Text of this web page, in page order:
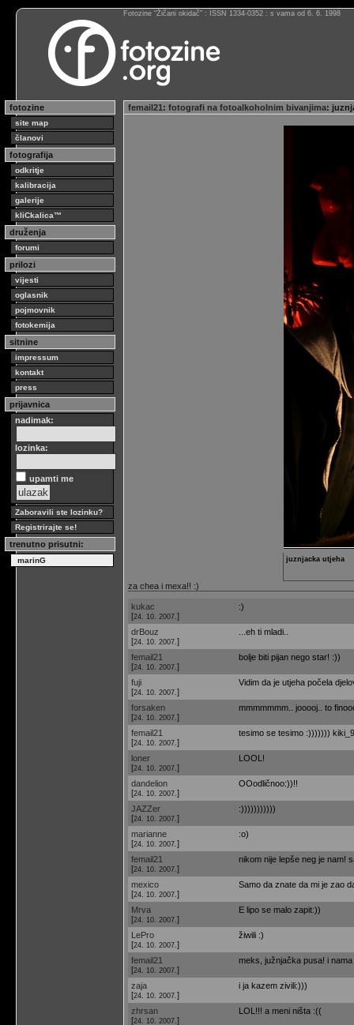
Fotozine “Žičani okidač” : ISSN 1334-0352 : s vama od 6. 6. 1998
fotozine
site map
članovi
fotografija
odkritje
kalibracija
galerije
kliCkalica™
druženja
forumi
prilozi
vijesti
oglasnik
pojmovnik
fotokemija
sitnine
impressum
kontakt
press
prijavnica
nadimak:
lozinka:
upamti me
Zaboravili ste lozinku?
Registrirajte se!
trenutno prisutni:
marinG
femail21 : fotografi na fotoalkoholnim bivanjima:
juznjacka utjeha
za chea i mexa!! :)
kukac
[24. 10. 2007. ]
:)
drBouz
[24. 10. 2007. ]
...eh ti mladi..
femail21
[24. 10. 2007. ]
bolje biti pijan nego star! :))
fuji
[24. 10. 2007. ]
Vidim da je utjeha počela
forsaken
[24. 10. 2007. ]
mmmmmmm.. jooooj.. to
femail21
[24. 10. 2007. ]
tesimo se tesimo :))))))) kiki_9
loner
[24. 10. 2007. ]
LOOL!
dandelion
[24. 10. 2007. ]
OOodličnoo:))!!
JAZZer
[24. 10. 2007. ]
:)))))))))))
marianne
[24. 10. 2007. ]
:o)
femail21
[24. 10. 2007. ]
nikom nije lepše neg je nam!
mexico
[24. 10. 2007. ]
Samo da znate da mi je zao
Mrva
[24. 10. 2007. ]
E lipo se malo zapit:))
LePro
[24. 10. 2007. ]
žiwili :)
femail21
[24. 10. 2007. ]
meks, južnjačka pusa! i
zaja
[24. 10. 2007. ]
i ja kazem zivili:)))
zhrsan
[24. 10. 2007. ]
LOL!!! a meni ništa :((